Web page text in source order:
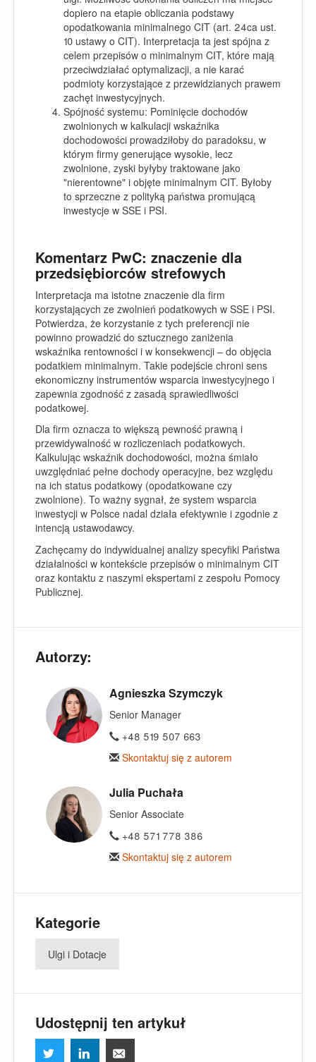
dopiero na etapie obliczania podstawy
opodatkowania minimalnego CIT (art. 24ca ust.
10 ustawy o CIT). Interpretacja ta jest spójna z
celem przepisów o minimalnym CIT, które mają
przeciwdziałać optymalizacji, a nie karać
podmioty korzystające z przewidzianych prawem
zachęt inwestycyjnych.
Spójność systemu: Pominięcie dochodów
zwolnionych w kalkulacji wskaźnika
dochodowości prowadziłoby do paradoksu, w
którym firmy generujące wysokie, lecz
zwolnione, zyski byłyby traktowane jako
"nierentowne" i objęte minimalnym CIT. Byłoby
to sprzeczne z polityką państwa promującą
inwestycje w SSE i PSI.
Komentarz PwC: znaczenie dla
przedsiębiorców strefowych
Interpretacja ma istotne znaczenie dla firm
korzystających ze zwolnień podatkowych w SSE i PSI.
Potwierdza, że korzystanie z tych preferencji nie
powinno prowadzić do sztucznego zaniżenia
wskaźnika rentowności i w konsekwencji – do objęcia
podatkiem minimalnym. Takie podejście chroni sens
ekonomiczny instrumentów wsparcia inwestycyjnego i
zapewnia zgodność z zasadą sprawiedliwości
podatkowej.
Dla firm oznacza to większą pewność prawną i
przewidywalność w rozliczeniach podatkowych.
Kalkulując wskaźnik dochodowości, można śmiało
uwzględniać pełne dochody operacyjne, bez względu
na ich status podatkowy (opodatkowane czy
zwolnione). To ważny sygnał, że system wsparcia
inwestycji w Polsce nadal działa efektywnie i zgodnie z
intencją ustawodawcy.
Zachęcamy do indywidualnej analizy specyfiki Państwa
działalności w kontekście przepisów o minimalnym CIT
oraz kontaktu z naszymi ekspertami z zespołu Pomocy
Publicznej.
Autorzy:
Agnieszka Szymczyk
Senior Manager
+48 519 507 663
Skontaktuj się z autorem
Julia Puchała
Senior Associate
+48 571 778 386
Skontaktuj się z autorem
Kategorie
Ulgi i Dotacje
Udostępnij ten artykuł